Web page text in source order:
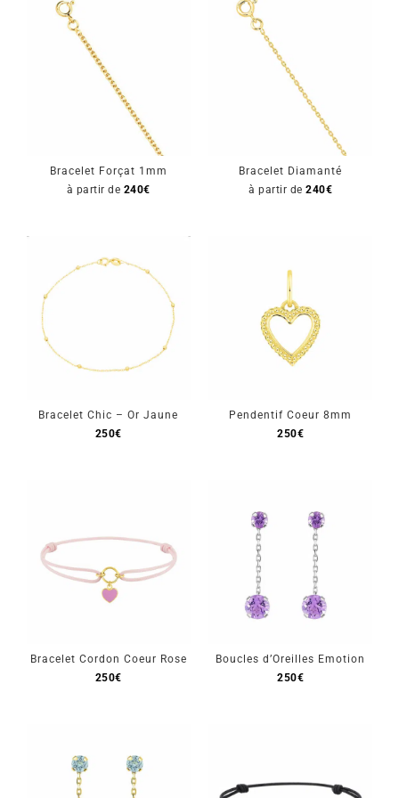
Mon Compte
Bracelet Forçat 1mm
à partir de 240€
Bracelet Diamanté
à partir de 240€
Bracelet Chic – Or Jaune
250€
Pendentif Coeur 8mm
250€
Bracelet Cordon Coeur Rose
250€
Boucles d’Oreilles Emotion
250€